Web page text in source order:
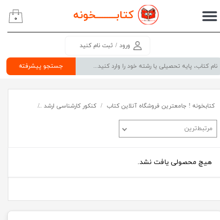
کتابــــــــخونه
جستجو پیشرفته
ورود / ثبت نام کنید
حساب کاربری من
سفارشات
خروج از حساب کاربری
۰
کتابخونه ! جامعترین فروشگاه آنلاین کتاب کنکور کارشناسی ارشد
مرتبط‌ترین
هیچ محصولی یافت نشد.